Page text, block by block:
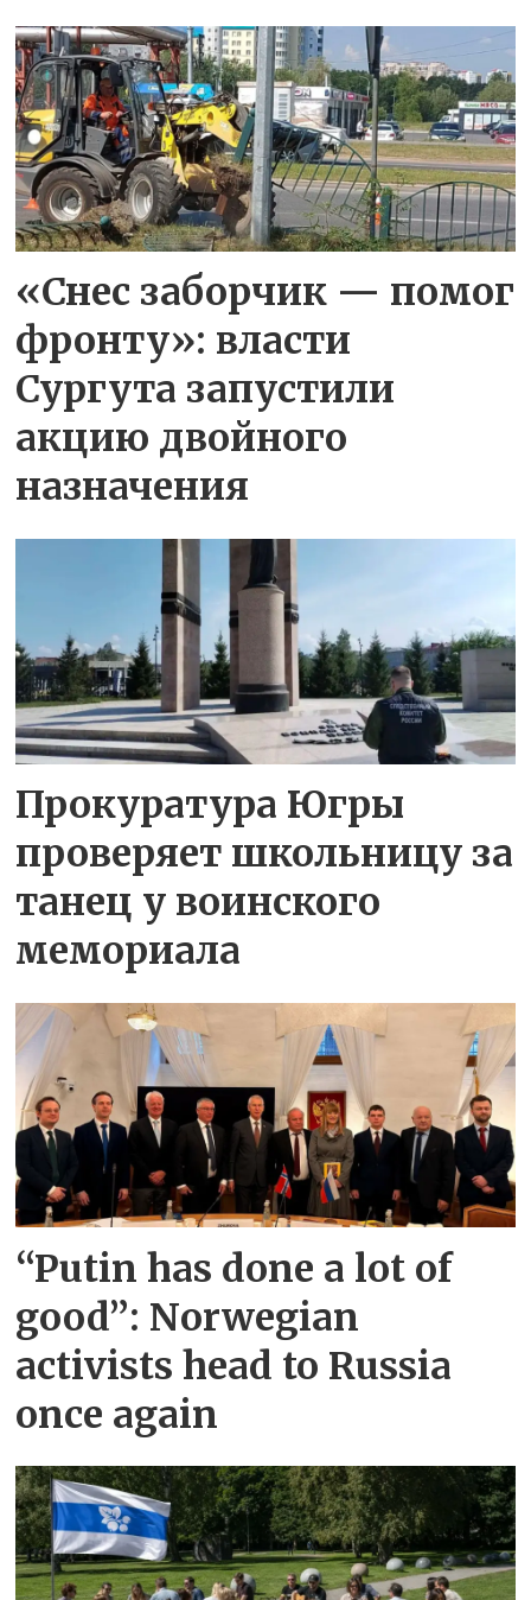
«Снес заборчик — помог
фронту»: власти
Сургута запустили
акцию двойного
назначения
Прокуратура Югры
проверяет школьницу за
танец у воинского
мемориала
“Putin has done a lot of
good”: Norwegian
activists head to Russia
once again